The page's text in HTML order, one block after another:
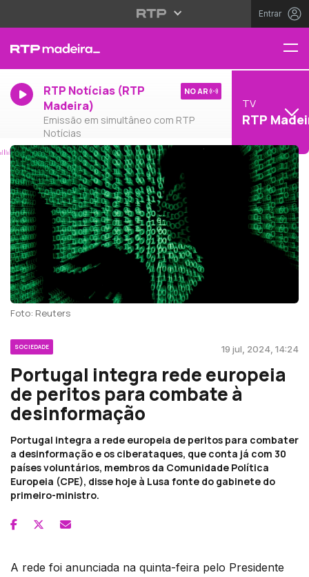
Entrar
RTP Notícias (RTP
Madeira)
Emissão em simultâneo com RTP
Notícias
NO AR
TV
RTP
Foto: Reuters
SOCIEDADE 19 jul, 2024, 14:24
Portugal integra rede europeia
de peritos para combate à
desinformação
Portugal integra a rede europeia de peritos para combater
a desinformação e os ciberataques, que conta já com 30
países voluntários, membros da Comunidade Política
Europeia (CPE), disse hoje à Lusa fonte do gabinete do
primeiro-ministro.
A rede foi anunciada na quinta-feira pelo Presidente